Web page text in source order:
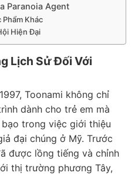
Paranoia Agent
Khác
Hiện Đại
Lịch Sử Đối Với
Toonami không chỉ
dành cho trẻ em mà
trong việc giới thiệu
đại chúng ở Mỹ. Trước
được lồng tiếng và chỉnh
thị trường phương Tây,